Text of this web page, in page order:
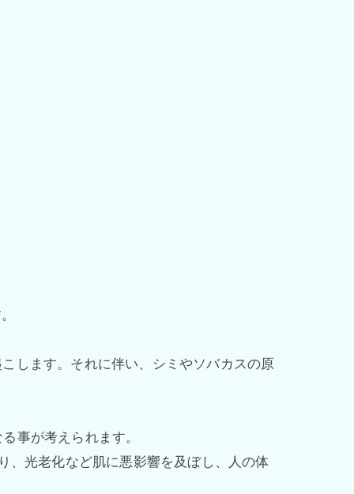
します。それに伴い、シミやソバカスの原
事が考えられます。
、光老化など肌に悪影響を及ぼし、人の体